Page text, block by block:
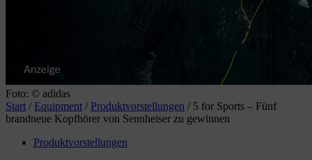
Foto: © adidas
Start / Equipment / Produktvorstellungen / 5 for Sports – Fünf
brandneue Kopfhörer von Sennheiser zu gewinnen
Produktvorstellungen